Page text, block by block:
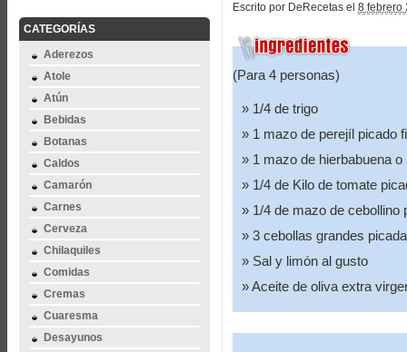
CATEGORÍAS
Aderezos
Atole
Atún
Bebidas
Botanas
Caldos
Camarón
Carnes
Cerveza
Chilaquiles
Comidas
Cremas
Cuaresma
Desayunos
Escrito por DeRecetas el 8 febrero
(Para 4 personas)
1/4 de trigo
1 mazo de perejíl picado
1 mazo de hierbabuena
1/4 de Kilo de tomate
1/4 de mazo de cebollino
3 cebollas grandes
Sal y limón al gusto
Aceite de oliva extra